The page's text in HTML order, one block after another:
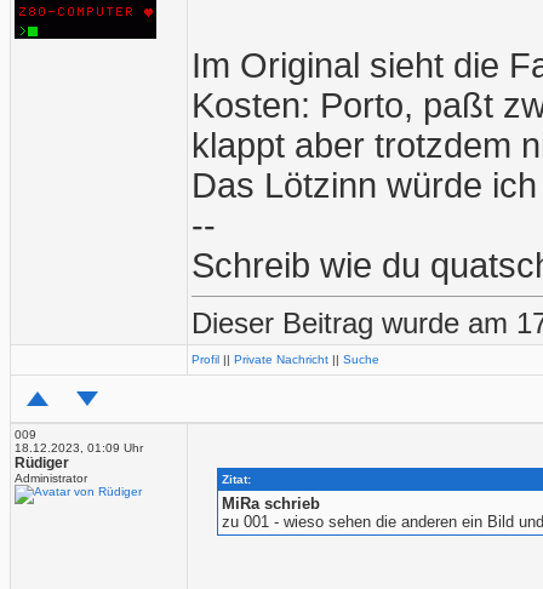
Im Original sieht die
Kosten: Porto, paßt
klappt aber trotzdem
Das Lötzinn würde
--
Schreib wie du
Dieser Beitrag wurde am
Profil || Private Nachricht || Suche
009
18.12.2023, 01:09 Uhr
Rüdiger
Administrator Zitat:
MiRa schrieb
zu 001 - wieso sehen die anderen ein Bild